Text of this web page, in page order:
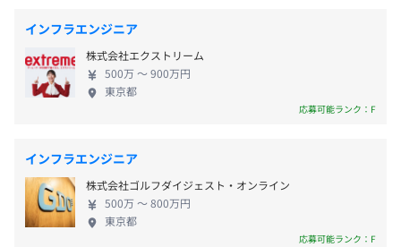
コスト削減を可能とするクラウドサービスを開発、販売し
ております。
「昨日までなかったモノをカタチにする」をスローガン
に、お客様が今まで解決できなかった高度な課題解決やこ
ます。
AIのような最新技術を取り入れ、IT化やDX化を促進させ
「働く人の幸せ」を追求していきます。
■交通費全額支給
■出張補助（移動交通費＋旅費を支給）
必要となるPBXやCTI、IVRといった音声テック製
品・サービスをソフトウェアパッケージとして開発
し、オンプレ／クラウドにて提供しております。 ・
チャットツール カスタマーサポートに特化したクラ
ウド型チャットボットツール。 Webサイトからの問
能とするクラウドサービスを開発、販売しておりま
す。 「昨日までなかったモノをカタチにする」をス
ローガンに、お客様が今まで解決できなかった高度
な課題解決やこれまでの常識を覆すような新たな価
値の提供を目指しています。 AIのような最新技術を
インフラエンジニア
株式会社エクストリーム
500万 〜 900万円
東京都
応募可能ランク：F
インフラエンジニア
株式会社ゴルフダイジェスト・オンライン
500万 〜 800万円
東京都
応募可能ランク：F